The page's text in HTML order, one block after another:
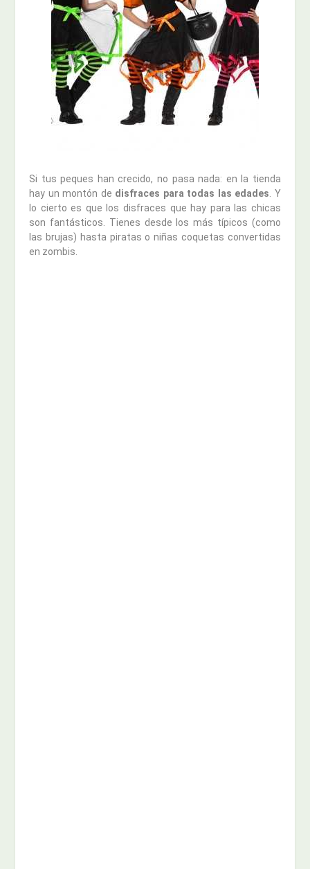
Si tus peques han crecido, no pasa nada: en la tienda
hay un montón de disfraces para todas las edades . Y
lo cierto es que los disfraces que hay para las chicas
son fantásticos. Tienes desde los más típicos (como
las brujas) hasta piratas o niñas coquetas convertidas
en zombis.